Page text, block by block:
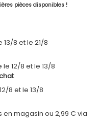
pièces disponibles !
13/8 et le 21/8
le 12/8 et le 13/8
8 et le 13/8
en magasin ou 2,99 € via